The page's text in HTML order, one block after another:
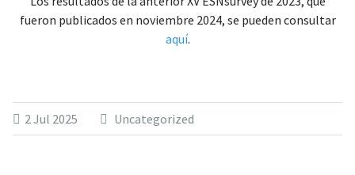
fueron publicados en noviembre 2024, se pueden consultar
aquí.
2 Jul 2025 Uncategorized